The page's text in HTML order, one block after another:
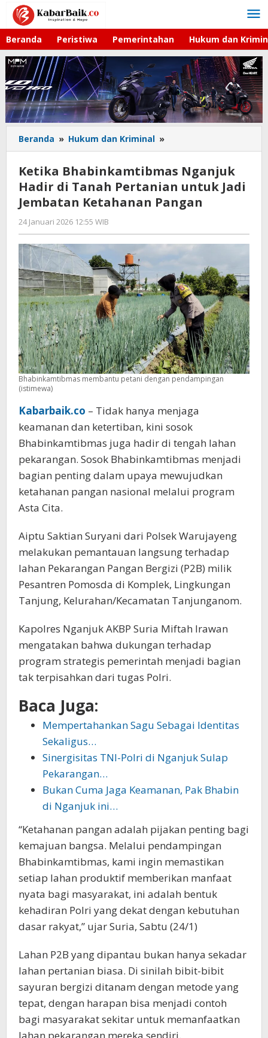
Lewati
konten
Beranda Peristiwa Pemerintahan Hukum dan
Beranda » Hukum dan Kriminal »
Bhabinkamtibmas
Hadir
di
Tanah
Jembatan
Ketahanan
Pangan
Ketika Bhabinkamtibmas Nganjuk
Hadir di Tanah Pertanian untuk Jadi
Jembatan Ketahanan Pangan
24 Januari 2026 12:55 WIB
Imam
WD
Bhabinkamtibmas membantu petani dengan pendampingan
(istimewa)
Kabarbaik.co – Tidak hanya menjaga
keamanan dan ketertiban, kini sosok
Bhabinkamtibmas juga hadir di tengah lahan
pekarangan. Sosok Bhabinkamtibmas menjadi
bagian penting dalam upaya mewujudkan
ketahanan pangan nasional melalui program
Asta Cita.
Aiptu Saktian Suryani dari Polsek Warujayeng
melakukan pemantauan langsung terhadap
lahan Pekarangan Pangan Bergizi (P2B) milik
Pesantren Pomosda di Komplek, Lingkungan
Tanjung, Kelurahan/Kecamatan Tanjunganom.
Kapolres Nganjuk AKBP Suria Miftah Irawan
mengatakan bahwa dukungan terhadap
program strategis pemerintah menjadi bagian
tak terpisahkan dari tugas Polri.
Baca Juga:
Mempertahankan Sagu Sebagai Identitas
Sekaligus…
Sinergisitas TNI-Polri di Nganjuk Sulap
Pekarangan…
Bukan Cuma Jaga Keamanan, Pak Bhabin
di Nganjuk ini…
“Ketahanan pangan adalah pijakan penting bagi
kemajuan bangsa. Melalui pendampingan
Bhabinkamtibmas, kami ingin memastikan
setiap lahan produktif memberikan manfaat
nyata bagi masyarakat, ini adalah bentuk
kehadiran Polri yang dekat dengan kebutuhan
dasar rakyat,” ujar Suria, Sabtu (24/1)
Lahan P2B yang dipantau bukan hanya sekadar
lahan pertanian biasa. Di sinilah bibit-bibit
sayuran bergizi ditanam dengan metode yang
tepat, dengan harapan bisa menjadi contoh
bagi masyarakat sekitar untuk memanfaatkan
lahan pekarangan mereka sendiri.